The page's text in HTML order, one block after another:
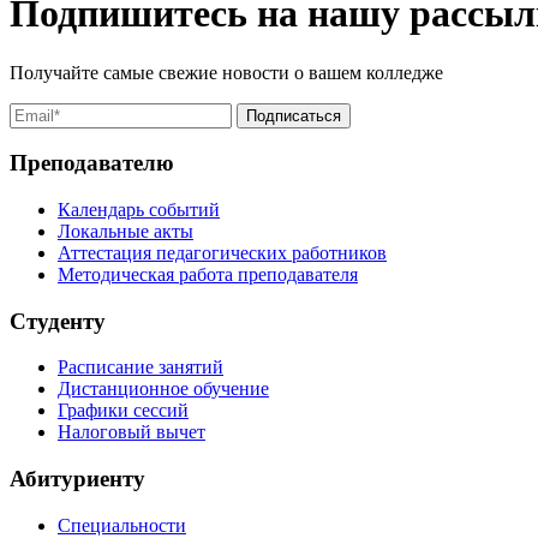
Подпишитесь на нашу
Получайте самые свежие новости о вашем колледже
Преподавателю
Календарь событий
Локальные акты
Аттестация педагогических работников
Методическая работа преподавателя
Студенту
Расписание занятий
Дистанционное обучение
Графики сессий
Налоговый вычет
Абитуриенту
Специальности